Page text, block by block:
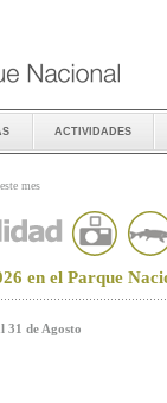
actividades
mes
en el Parque
31 de Agosto